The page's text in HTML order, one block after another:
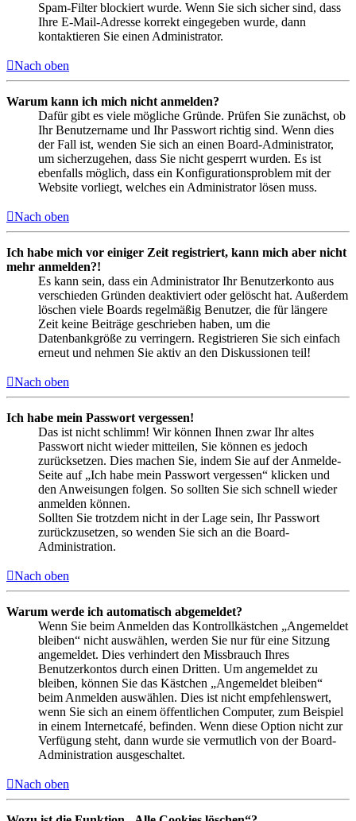
Spam-Filter blockiert wurde. Wenn Sie sich sicher sind, dass
Ihre E-Mail-Adresse korrekt eingegeben wurde, dann
kontaktieren Sie einen Administrator.
Nach oben
Warum kann ich mich nicht anmelden?
Dafür gibt es viele mögliche Gründe. Prüfen Sie zunächst, ob
Ihr Benutzername und Ihr Passwort richtig sind. Wenn dies
der Fall ist, wenden Sie sich an einen Board-Administrator,
um sicherzugehen, dass Sie nicht gesperrt wurden. Es ist
ebenfalls möglich, dass ein Konfigurationsproblem mit der
Website vorliegt, welches ein Administrator lösen muss.
Nach oben
Ich habe mich vor einiger Zeit registriert, kann mich aber nicht
mehr anmelden?!
Es kann sein, dass ein Administrator Ihr Benutzerkonto aus
verschieden Gründen deaktiviert oder gelöscht hat. Außerdem
löschen viele Boards regelmäßig Benutzer, die für längere
Zeit keine Beiträge geschrieben haben, um die
Datenbankgröße zu verringern. Registrieren Sie sich einfach
erneut und nehmen Sie aktiv an den Diskussionen teil!
Nach oben
Ich habe mein Passwort vergessen!
Das ist nicht schlimm! Wir können Ihnen zwar Ihr altes
Passwort nicht wieder mitteilen, Sie können es jedoch
zurücksetzen. Dies machen Sie, indem Sie auf der Anmelde-
Seite auf „Ich habe mein Passwort vergessen“ klicken und
den Anweisungen folgen. So sollten Sie sich schnell wieder
anmelden können.
Sollten Sie trotzdem nicht in der Lage sein, Ihr Passwort
zurückzusetzen, so wenden Sie sich an die Board-
Administration.
Nach oben
Warum werde ich automatisch abgemeldet?
Wenn Sie beim Anmelden das Kontrollkästchen „Angemeldet
bleiben“ nicht auswählen, werden Sie nur für eine Sitzung
angemeldet. Dies verhindert den Missbrauch Ihres
Benutzerkontos durch einen Dritten. Um angemeldet zu
bleiben, können Sie das Kästchen „Angemeldet bleiben“
beim Anmelden auswählen. Dies ist nicht empfehlenswert,
wenn Sie sich an einem öffentlichen Computer, zum Beispiel
in einem Internetcafé, befinden. Wenn diese Option nicht zur
Verfügung steht, dann wurde sie vermutlich von der Board-
Administration ausgeschaltet.
Nach oben